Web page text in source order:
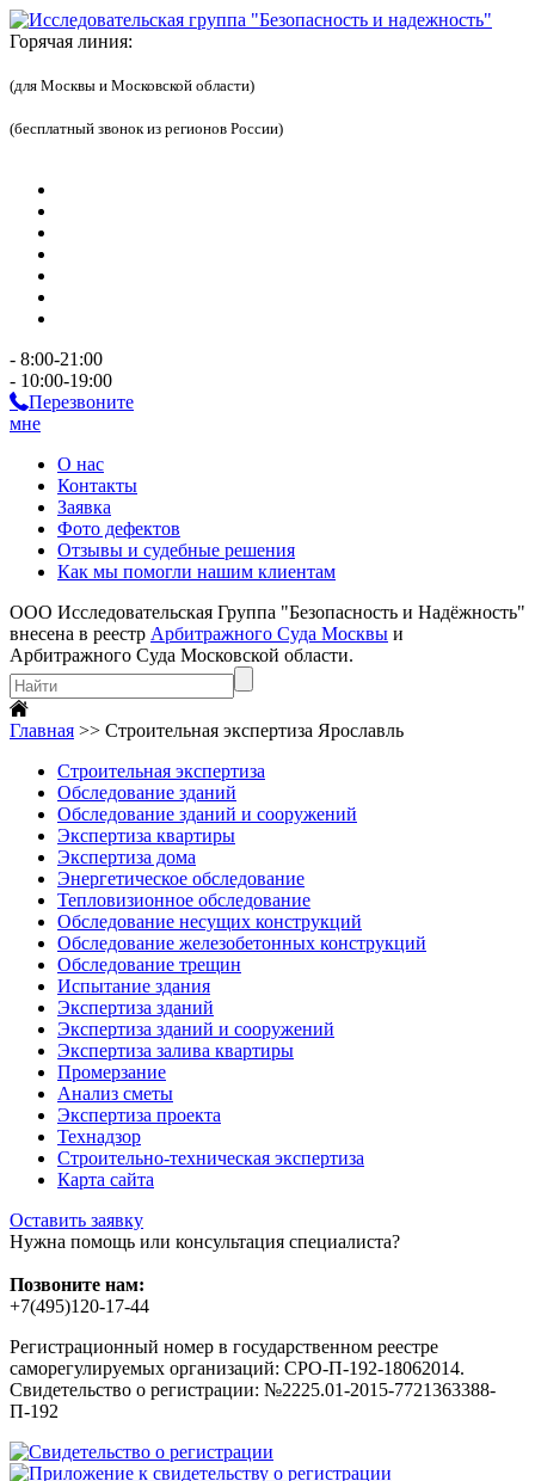
Горячая линия:
(для Москвы и Московской области)
(бесплатный звонок из регионов России)
- 8:00-21:00
- 10:00-19:00
Перезвоните
мне
О нас
Контакты
Заявка
Фото дефектов
Отзывы и судебные решения
Как мы помогли нашим клиентам
ООО Исследовательская Группа "Безопасность и Надёжность"
внесена в реестр Арбитражного Суда Москвы и
Арбитражного Суда Московской области.
Главная >> Строительная экспертиза Ярославль
Строительная экспертиза
Обследование зданий
Обследование зданий и сооружений
Экспертиза квартиры
Экспертиза дома
Энергетическое обследование
Тепловизионное обследование
Обследование несущих конструкций
Обследование железобетонных конструкций
Обследование трещин
Испытание здания
Экспертиза зданий
Экспертиза зданий и сооружений
Экспертиза залива квартиры
Промерзание
Анализ сметы
Экспертиза проекта
Технадзор
Строительно-техническая экспертиза
Карта сайта
Оставить заявку
Нужна помощь или консультация специалиста?
Позвоните нам:
+7(495)120-17-44
Регистрационный номер в государственном реестре
саморегулируемых организаций: СРО-П-192-18062014.
Свидетельство о регистрации: №2225.01-2015-7721363388-
П-192